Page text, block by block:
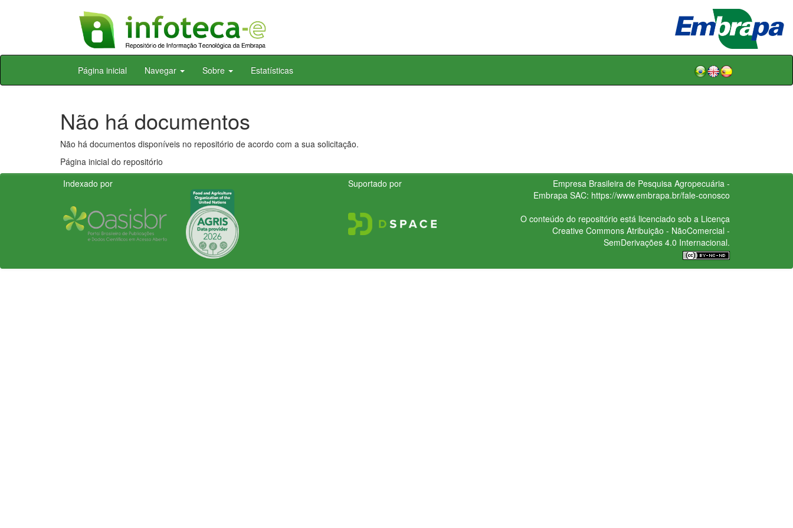
Skip
Página inicial Navegar Sobre Estatísticas
Não há documentos
Não há documentos disponíveis no repositório de acordo com a sua solicitação.
Página inicial do repositório
Indexado por
Suportado por
Empresa Brasileira de Pesquisa Agropecuária -
Embrapa SAC: https://www.embrapa.br/fale-conosco
O conteúdo do repositório está licenciado sob a Licença
Creative CommonsAtribuição - NãoComercial -
SemDerivações 4.0 Internacional.